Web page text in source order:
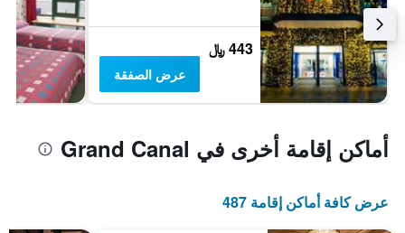
443 ﷼
عرض الصفقة
أماكن إقامة أخرى في Grand Canal
عرض كافة أماكن إقامة 487